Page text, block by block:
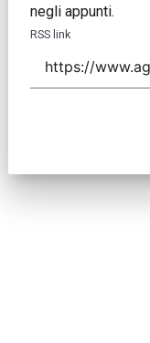
negli appunti.
RSS link